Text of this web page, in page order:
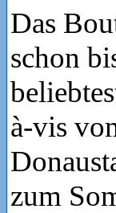
Das
schon
à-vis
zum